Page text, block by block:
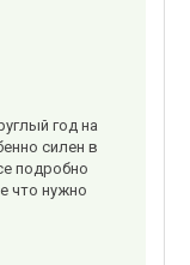
год на
силен в
подробно
что нужно